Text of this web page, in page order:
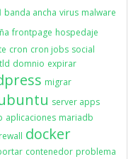
banda ancha virus malware
frontpage hospedaje
cron cron jobs social
tld domnio expirar
migrar
server apps
aplicaciones mariadb
docker
contenedor problema